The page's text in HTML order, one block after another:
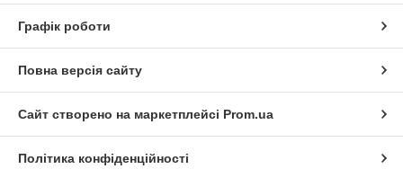
Графік роботи
Повна версія сайту
Сайт створено на маркетплейсі Prom.ua
Політика конфіденційності